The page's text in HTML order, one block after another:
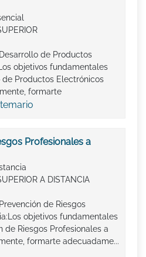
de Productos
objetivos fundamentales
Productos Electrónicos
formarte
Profesionales a
A DISTANCIA
de Riesgos
objetivos fundamentales
de Riesgos Profesionales a
formarte adecuadame...